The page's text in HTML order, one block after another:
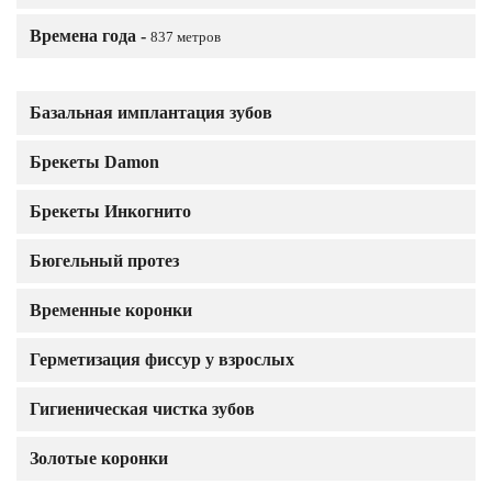
Базальная имплантация зубов
Брекеты Damon
Брекеты Инкогнито
Бюгельный протез
Временные коронки
Герметизация фиссур у взрослых
Гигиеническая чистка зубов
Золотые коронки
Времена года - 837 метров